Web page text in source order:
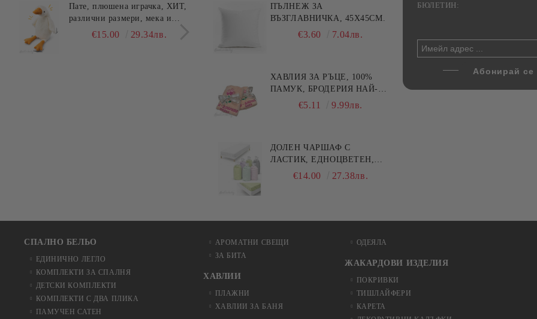
Пате, плюшена играчка, ХИТ,
различни размери, мека и
гушлива€15.00 29.34лв.
Калъфка за възглавница ,
едноцветна, 100% памук,
различни цветове по избор
€4.00 7.82лв.
Комплект за алкохолни
ПЪЛНЕЖ ЗА
ВЪЗГЛАВНИЧКА, 45X45СМ.
€3.60 7.04лв.
ХАВЛИЯ ЗА РЪЦЕ, 100%
ПАМУК, БРОДЕРИЯ НАЙ-
ДОБАРАТА МАЙКА/БАБА ,
€5.11 9.99лв.
ДОЛЕН ЧАРШАФ С
ЛАСТИК, ЕДНОЦВЕТЕН,
100% ПАМУК, РАЗЛИЧНИ
€14.00 27.38лв.
БЮЛЕТИН:
СПАЛНО БЕЛЬО
ЕДИНИЧНО ЛЕГЛО
КОМПЛЕКТИ ЗА СПАЛНЯ
ДЕТСКИ КОМПЛЕКТИ
КОМПЛЕКТИ С ДВА ПЛИКА
ПАМУЧЕН САТЕН
АРОМАТНИ СВЕЩИ
ЗА БИТА
ХАВЛИИ
ПЛАЖНИ
ХАВЛИИ ЗА БАНЯ
ОДЕЯЛА
ЖАКАРДОВИ ИЗДЕЛИЯ
ПОКРИВКИ
ТИШЛАЙФЕРИ
КАРЕТА